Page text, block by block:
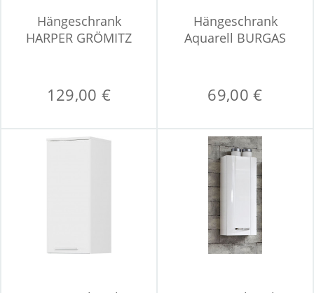
Hängeschrank
HARPER GRÖMITZ
129,00 €
Hängeschrank
Aquarell BURGAS
69,00 €